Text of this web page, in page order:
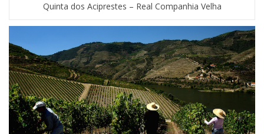
Quinta dos Aciprestes – Real Companhia Velha